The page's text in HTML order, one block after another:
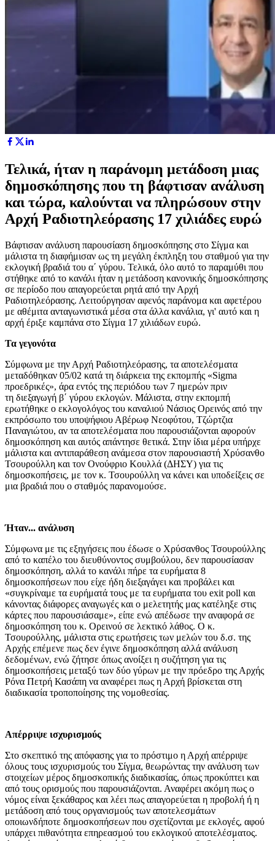
Τελικά, ήταν η παράνομη μετάδοση μιας
δημοσκόπησης που τη βάφτισαν ανάλυση
και τώρα, καλούνται να πληρώσουν στην
Αρχή Ραδιοτηλεόρασης 17 χιλιάδες ευρώ
Βάφτισαν ανάλυση παρουσίαση δημοσκόπησης στο Σίγμα και
μάλιστα τη διαφήμισαν ως τη μεγάλη έκπληξη του σταθμού για την
εκλογική βραδιά του α΄ γύρου. Τελικά, όλο αυτό το παραμύθι που
στήθηκε από το κανάλι ήταν η μετάδοση κανονικής δημοσκόπησης
σε περίοδο που απαγορεύεται ρητά από την Αρχή
Ραδιοτηλεόρασης. Λειτούργησαν αφενός παράνομα και αφετέρου
με αθέμιτα ανταγωνιστικά μέσα στα άλλα κανάλια, γι' αυτό και η
αρχή έριξε καμπάνα στο Σίγμα 17 χιλιάδων ευρώ.
Τα γεγονότα
Σύμφωνα με την Αρχή Ραδιοτηλεόρασης, τα αποτελέσματα
μεταδόθηκαν 05/02 κατά τη διάρκεια της εκπομπής «Sigma
προεδρικές», άρα εντός της περιόδου των 7 ημερών πριν
τη διεξαγωγή β΄ γύρου εκλογών. Μάλιστα, στην εκπομπή
ερωτήθηκε ο εκλογολόγος του καναλιού Νάσιος Ορεινός από την
εκπρόσωπο του υποψήφιου Αβέρωφ Νεοφύτου, Τζώρτζια
Παναγιώτου, αν τα αποτελέσματα που παρουσιάζονται αφορούν
δημοσκόπηση και αυτός απάντησε θετικά. Στην ίδια μέρα υπήρχε
μάλιστα και αντιπαράθεση ανάμεσα στον παρουσιαστή Χρύσανθο
Τσουρούλλη και τον Ονούφριο Κουλλά (ΔΗΣΥ) για τις
δημοσκοπήσεις, με τον κ. Τσουρούλλη να κάνει και υποδείξεις σε
μια βραδιά που ο σταθμός παρανομούσε.
Ήταν... ανάλυση
Σύμφωνα με τις εξηγήσεις που έδωσε ο Χρύσανθος Τσουρούλλης
από το καπέλο του διευθύνοντος συμβούλου, δεν παρουσίασαν
δημοσκόπηση, αλλά το κανάλι πήρε τα ευρήματα 8
δημοσκοπήσεων που είχε ήδη διεξαγάγει και προβάλει και
«συγκρίναμε τα ευρήματά τους με τα ευρήματα του exit poll και
κάνοντας διάφορες αναγωγές και ο μελετητής μας κατέληξε στις
κάρτες που παρουσιάσαμε», είπε ενώ απέδωσε την αναφορά σε
δημοσκόπηση του κ. Ορεινού σε λεκτικό λάθος. Ο κ.
Τσουρούλλης, μάλιστα στις ερωτήσεις των μελών του δ.σ. της
Αρχής επέμενε πως δεν έγινε δημοσκόπηση αλλά ανάλυση
δεδομένων, ενώ ζήτησε όπως ανοίξει η συζήτηση για τις
δημοσκοπήσεις μεταξύ των δύο γύρων με την πρόεδρο της Αρχής
Ρόνα Πετρή Κασάπη να αναφέρει πως η Αρχή βρίσκεται στη
διαδικασία τροποποίησης της νομοθεσίας.
Απέρριψε ισχυρισμούς
Στο σκεπτικό της απόφασης για το πρόστιμο η Αρχή απέρριψε
όλους τους ισχυρισμούς του Σίγμα, θεωρώντας την ανάλυση των
στοιχείων μέρος δημοσκοπικής διαδικασίας, όπως προκύπτει και
από τους ορισμούς που παρουσιάζονται. Αναφέρει ακόμη πως ο
νόμος είναι ξεκάθαρος και λέει πως απαγορεύεται η προβολή ή η
μετάδοση από τους οργανισμούς των αποτελεσμάτων
οποιωνδήποτε δημοσκοπήσεων που σχετίζονται με εκλογές, αφού
υπάρχει πιθανότητα επηρεασμού του εκλογικού αποτελέσματος.